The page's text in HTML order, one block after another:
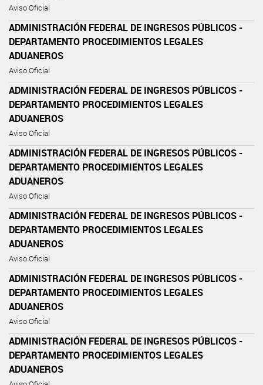
Aviso Oficial
ADMINISTRACIÓN FEDERAL DE INGRESOS PÚBLICOS -
DEPARTAMENTO PROCEDIMIENTOS LEGALES
ADUANEROS
Aviso Oficial
ADMINISTRACIÓN FEDERAL DE INGRESOS PÚBLICOS -
DEPARTAMENTO PROCEDIMIENTOS LEGALES
ADUANEROS
Aviso Oficial
ADMINISTRACIÓN FEDERAL DE INGRESOS PÚBLICOS -
DEPARTAMENTO PROCEDIMIENTOS LEGALES
ADUANEROS
Aviso Oficial
ADMINISTRACIÓN FEDERAL DE INGRESOS PÚBLICOS -
DEPARTAMENTO PROCEDIMIENTOS LEGALES
ADUANEROS
Aviso Oficial
ADMINISTRACIÓN FEDERAL DE INGRESOS PÚBLICOS -
DEPARTAMENTO PROCEDIMIENTOS LEGALES
ADUANEROS
Aviso Oficial
ADMINISTRACIÓN FEDERAL DE INGRESOS PÚBLICOS -
DEPARTAMENTO PROCEDIMIENTOS LEGALES
ADUANEROS